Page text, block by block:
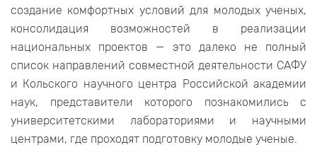
создание комфортных условий для молодых ученых,
консолидация возможностей в реализации
национальных проектов — это далеко не полный
список направлений совместной деятельности САФУ
и Кольского научного центра Российской академии
наук, представители которого познакомились с
университетскими лабораториями и научными
центрами, где проходят подготовку молодые ученые.